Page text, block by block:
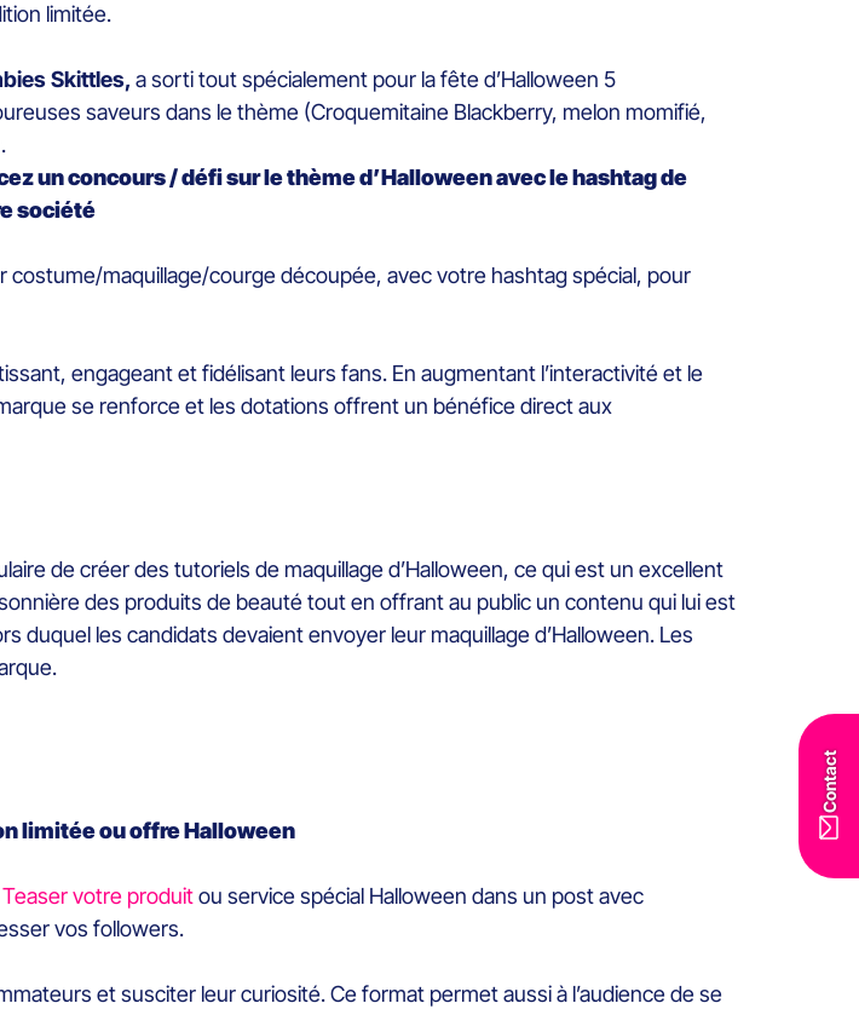
Contact
limitée.
Skittles, a sorti tout spécialement pour la fête d’Halloween 5
saveurs dans le thème (Croquemitaine Blackberry, melon momifié,
un concours / défi sur le thème d’Halloween avec le hashtag de
société
maquillage/courge découpée, avec votre hashtag spécial, pour
engageant et fidélisant leurs fans. En augmentant l’interactivité et le
se renforce et les dotations offrent un bénéfice direct aux
de créer des tutoriels de maquillage d’Halloween, ce qui est un excellent
des produits de beauté tout en offrant au public un contenu qui lui est
duquel les candidats devaient envoyer leur maquillage d’Halloween. Les
limitée ou offre Halloween
Teaser votre produitou service spécial Halloween dans un post avec
vos followers.
et susciter leur curiosité. Ce format permet aussi à l’audience de se